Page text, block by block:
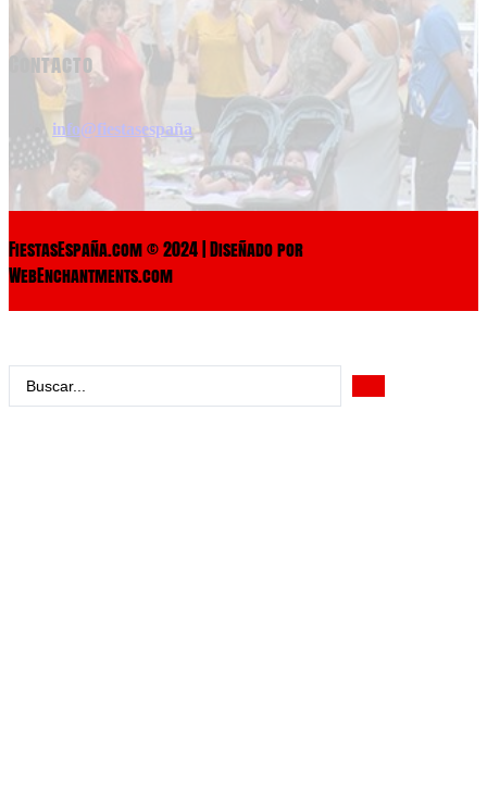
Contacto
info@fiestasespaña
FiestasEspaña.com © 2024 | Diseñado por
WebEnchantments.com